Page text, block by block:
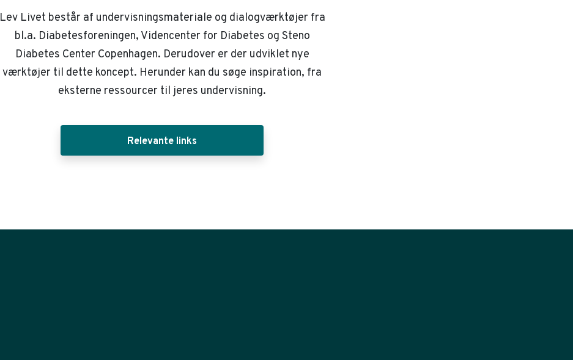
Lev Livet består af undervisningsmateriale og dialogværktøjer fra
bl.a. Diabetesforeningen, Videncenter for Diabetes og Steno
Diabetes Center Copenhagen. Derudover er der udviklet nye
værktøjer til dette koncept. Herunder kan du søge inspiration, fra
eksterne ressourcer til jeres undervisning.
Relevante links